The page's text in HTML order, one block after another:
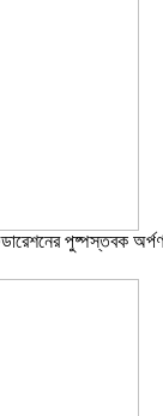
পুষ্পস্তবক অর্পণ